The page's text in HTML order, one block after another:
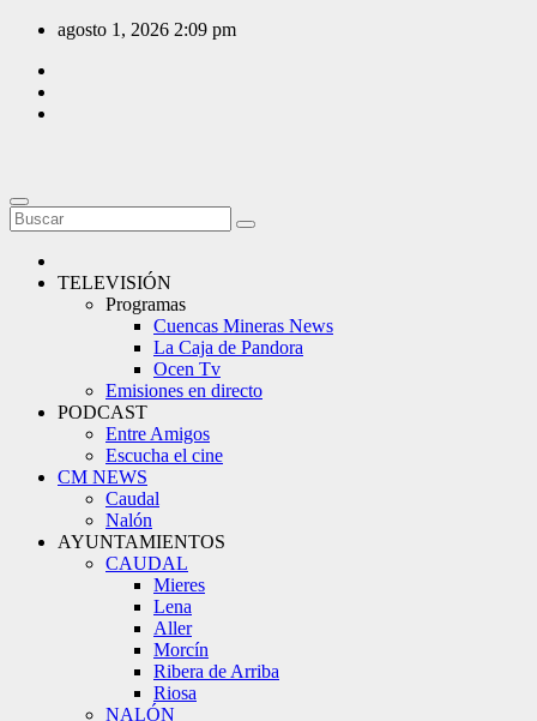
Saltar
contenido
agosto 1, 2026 2:09 pm
TELEVISIÓN
Programas
Cuencas Mineras News
La Caja de Pandora
Ocen Tv
Emisiones en directo
PODCAST
Entre Amigos
Escucha el cine
CM NEWS
Caudal
Nalón
AYUNTAMIENTOS
CAUDAL
Mieres
Lena
Aller
Morcín
Ribera de Arriba
Riosa
NALÓN